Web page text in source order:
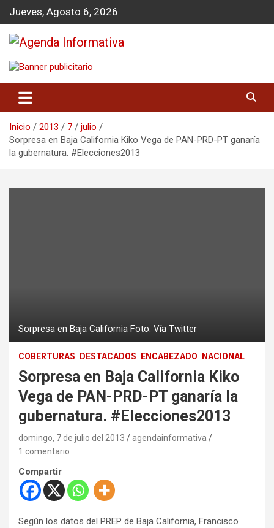
a
c
Jueves, Agosto 6, 2026
Agenda Informativa
Inicio 2013 7
julio
Sorpresa en Baja California Kiko Vega de PAN-PRD-PT ganaría
la gubernatura. #Elecciones2013
Sorpresa en Baja California Foto: Vía Twitter
COBERTURAS DESTACADOS ENCABEZADO NACIONAL
Sorpresa en Baja California Kiko
Vega de PAN-PRD-PT ganaría la
gubernatura. #Elecciones2013
domingo, 7 de julio del 2013
agendainformativa
1 comentario
Compartir
Según los datos del PREP de Baja California, Francisco